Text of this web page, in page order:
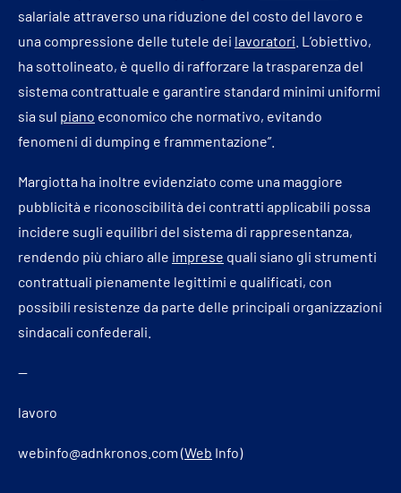
salariale attraverso una riduzione del costo del lavoro e
una compressione delle tutele dei lavoratori . L’obiettivo,
ha sottolineato, è quello di rafforzare la trasparenza del
sistema contrattuale e garantire standard minimi uniformi
sia sul piano economico che normativo, evitando
fenomeni di dumping e frammentazione”.
Margiotta ha inoltre evidenziato come una maggiore
pubblicità e riconoscibilità dei contratti applicabili possa
incidere sugli equilibri del sistema di rappresentanza,
rendendo più chiaro alle imprese quali siano gli strumenti
contrattuali pienamente legittimi e qualificati, con
possibili resistenze da parte delle principali organizzazioni
sindacali confederali.
—
lavoro
webinfo@adnkronos.com (Web Info)